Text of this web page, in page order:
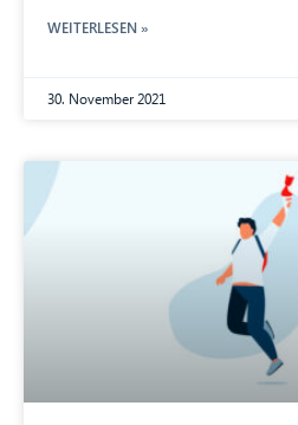
WEITERLESEN »
30. November 2021